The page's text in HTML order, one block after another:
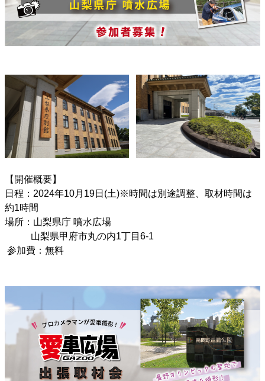
【開催概要】
日程： 2024年10月19日(土)※時間は別途調整、取材時間は
約1時間
場所： 山梨県庁 噴水広場
山梨県甲府市丸の内1丁目6-1
参加費：無料